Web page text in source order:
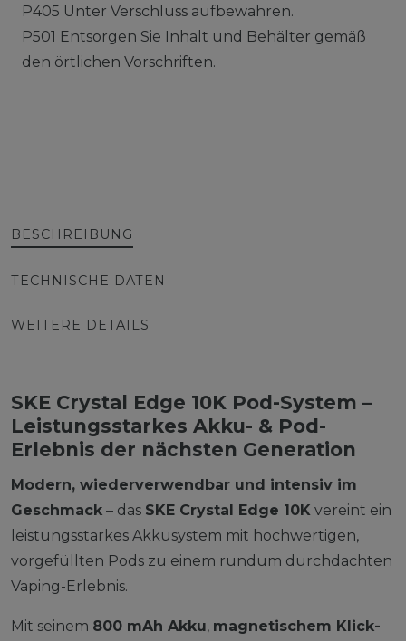
P405 Unter Verschluss aufbewahren.
P501 Entsorgen Sie Inhalt und Behälter gemäß
den örtlichen Vorschriften.
BESCHREIBUNG
TECHNISCHE DATEN
WEITERE DETAILS
SKE Crystal Edge 10K Pod-System –
Leistungsstarkes Akku- & Pod-
Erlebnis der nächsten Generation
Modern, wiederverwendbar und intensiv im
Geschmack – das SKE Crystal Edge 10K vereint ein
leistungsstarkes Akkusystem mit hochwertigen,
vorgefüllten Pods zu einem rundum durchdachten
Vaping-Erlebnis.
Mit seinem 800 mAh Akku, magnetischem Klick-